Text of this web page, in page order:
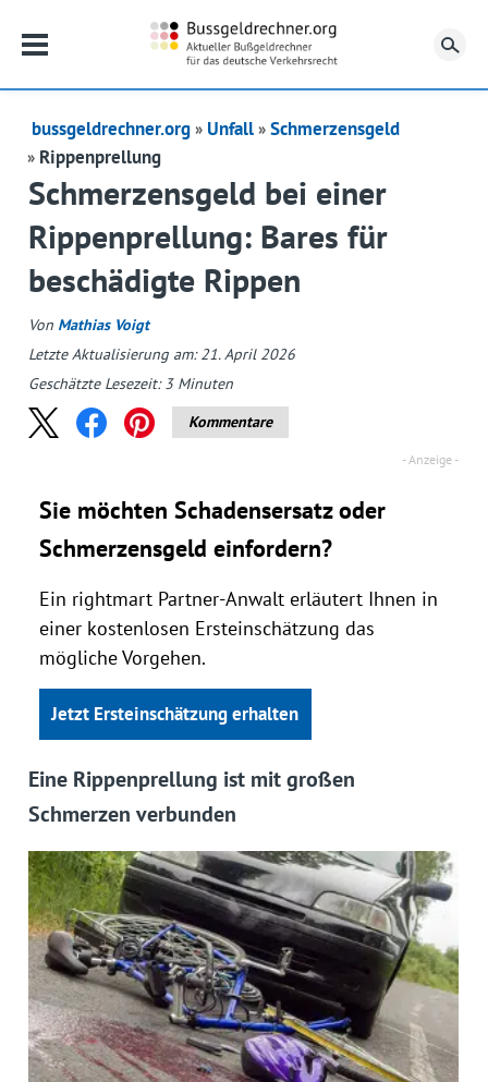
bussgeldrechner.org Unfall
Schmerzensgeld
Rippenprellung
Schmerzensgeld bei einer
Rippenprellung: Bares für
beschädigte Rippen
Von Mathias Voigt
Letzte Aktualisierung am: 21. April 2026
Geschätzte Lesezeit:3 Minuten
Kommentare
Sie möchten Schadensersatz oder
Schmerzensgeld einfordern?
Ein rightmart Partner-Anwalt erläutert Ihnen in
einer kostenlosen Ersteinschätzung das
mögliche Vorgehen.
Jetzt Ersteinschätzung erhalten
Eine Rippenprellung ist mit großen
Schmerzen verbunden